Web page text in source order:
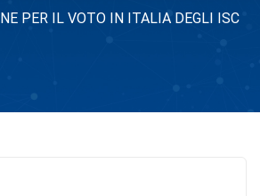
PER IL VOTO IN ITALIA DEGLI ISC